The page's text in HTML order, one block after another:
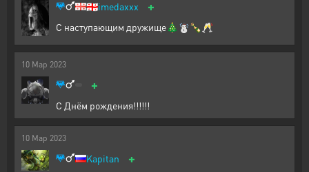
🇬🇪imedaxxx +
С наступающим дружище🎄☃️🍾🥂
10 Мар 2023
+
С Днём рождения!!!!!!
10 Мар 2023
Kapitan +